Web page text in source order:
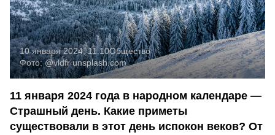
10 января 2024, 11:10Общество
Фото:@vldfr unsplash.com
11 января 2024 года в народном календаре —
Страшный день. Какие приметы
существовали в этот день испокон веков? От